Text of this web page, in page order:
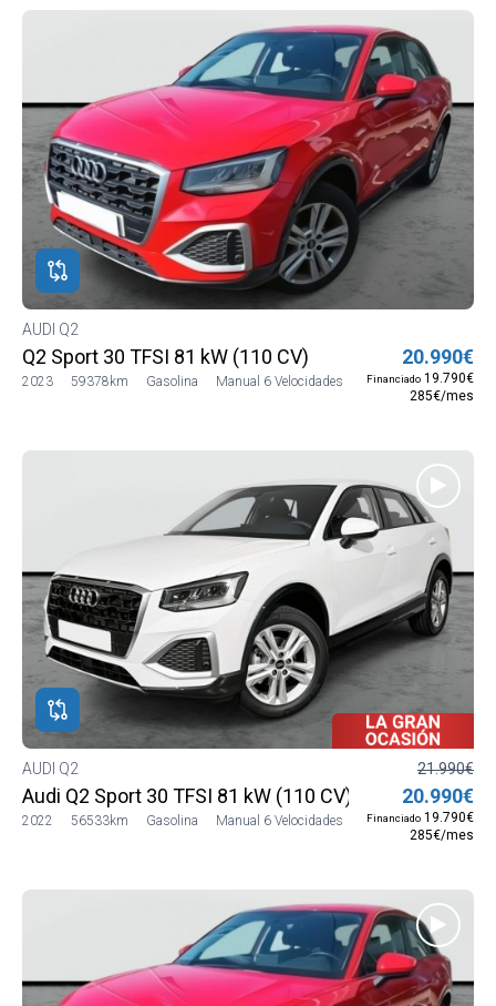
AUDI Q2
Q2 Sport 30 TFSI 81 kW (110 CV)
2023 59378km Gasolina Manual 6 Velocidades
20.990€
Financiado 19.790€
285€/mes
AUDI Q2
Audi Q2 Sport 30 TFSI 81 kW (110 CV)
2022 56533km Gasolina Manual 6 Velocidades
21.990€
20.990€
Financiado 19.790€
285€/mes